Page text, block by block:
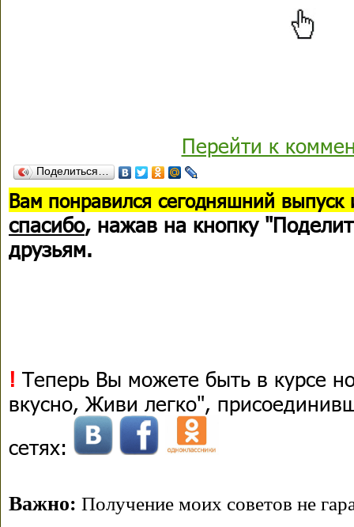
Перейти к
Поделиться…
Вам понравился сегодняшний выпуск
спасибо, нажав на кнопку
друзьям.
! Теперь Вы можете быть в курсе
вкусно, Живи легко",
сетях:
Важно: Получение моих советов не